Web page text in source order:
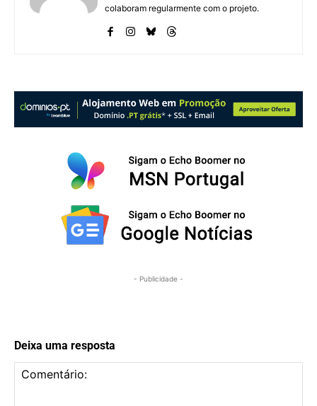
colaboram regularmente com o projeto.
- Publicidade -
Deixa uma resposta